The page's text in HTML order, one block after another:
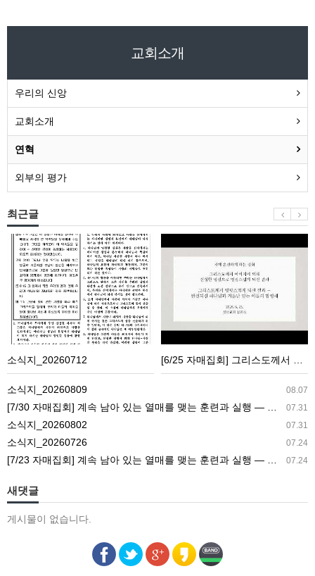
교회소개
우리의 신앙
교회소개
연혁
외부의 평가
최근글
식
_20260712
소식지_20260712
그
리
스
의
신
성
[6/25 자매집회] 그리스도께서 아버지에 의해 신성한 영광으로 영광스럽게 되신 결과 ― 그리스도께서 영광스럽게 되신 결과 ― 완결되신 하나님과 거듭난 믿는 이들의 합병체
08.07
소식지_20260809
07.31
[7/30 자매집회] 계속 남아 있는 열매를 맺는 훈련과 실행 ― 교회생활을 가정으로 가져감
07.31
소식지_20260802
07.24
소식지_20260726
07.24
[7/23 자매집회] 계속 남아 있는 열매를 맺는 훈련과 실행 ― 새 길 실행의 필요성과 전망
새댓글
게시물이 없습니다.